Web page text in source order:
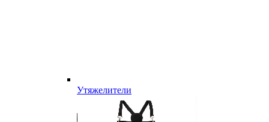
Утяжелители